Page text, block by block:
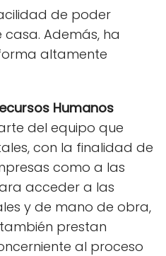
de poder
Además, ha
altamente
Humanos
del equipo que
con la finalidad de
como a las
acceder a las
y de mano de obra,
prestan
al proceso